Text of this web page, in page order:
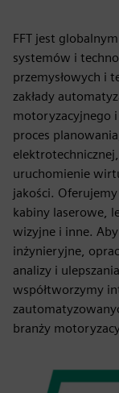
FFT jest
systemów i
przemysłowych i
zakłady
motoryzacyjnego
proces
uruchomienie
jakości.
kabiny laserowe,
wizyjne i inne.
inżynieryjne,
analizy i
współtworzymy
branży